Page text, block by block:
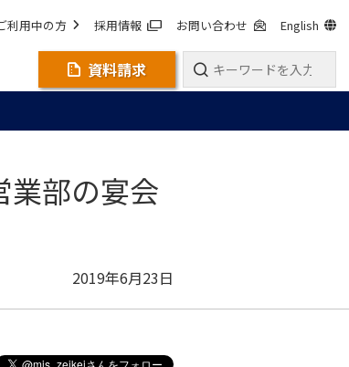
利用中の方 採用情報 お問い合わせ English
資料請求
部の宴会
2019年6月23日